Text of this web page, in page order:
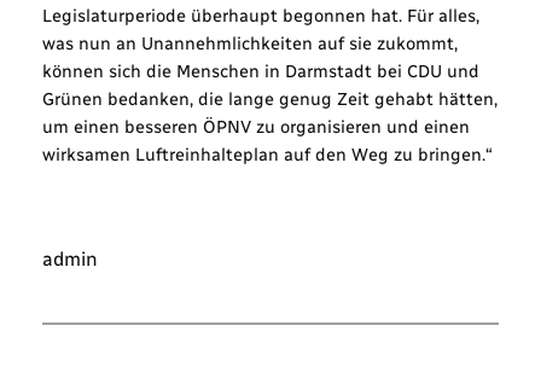
Legislaturperiode überhaupt begonnen hat. Für alles,
was nun an Unannehmlichkeiten auf sie zukommt,
können sich die Menschen in Darmstadt bei CDU und
Grünen bedanken, die lange genug Zeit gehabt hätten,
um einen besseren ÖPNV zu organisieren und einen
wirksamen Luftreinhalteplan auf den Weg zu bringen.“
admin